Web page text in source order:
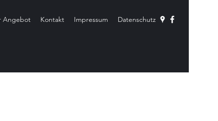
Angebot Kontakt Impressum Datenschutz